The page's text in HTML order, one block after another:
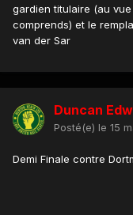
gardien titulaire (au
comprends) et le
van der Sar
Duncan
Posté(e) le 15
Demi Finale contre